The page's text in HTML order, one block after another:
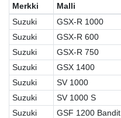
Merkki Malli
Suzuki
GSX-R 1000
Suzuki
GSX-R 600
Suzuki
GSX-R 750
Suzuki
GSX 1400
Suzuki
SV 1000
Suzuki
SV 1000 S
Suzuki
GSF 1200 Bandit